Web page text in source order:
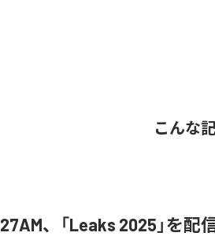
こんな
27AM、「Leaks 2025」を配